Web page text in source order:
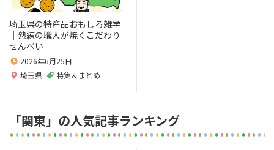
埼玉県の特産品おもしろ雑学
｜熟練の職人が焼くこだわり
せんべい
2026年6月25日
埼玉県
特集＆まとめ
「関東」の人気記事ランキング